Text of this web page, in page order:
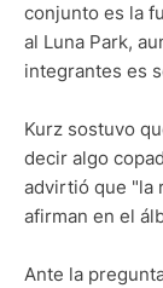
conjunto es la
al Luna Park,
integrantes es
Kurz sostuvo
decir algo
advirtió que "la
afirman en el
Ante la